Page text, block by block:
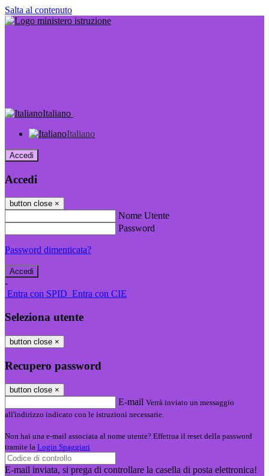
Salta al contenuto
Italiano
Italiano
Accedi
Accedi
button close ×
Nome Utente
Password
Password dimenticata?
-
Entra con SPID Entra con CIE
Seleziona utente
button close ×
Recupero password
button close ×
E-mail Verrà inviato un messaggio
all'indirizzo indicato con le istruzioni necessarie.
Non hai una e-mail associata al nome utente? Effettua il reset della password
tramite la Login Spaggiari
E-mail inviata, si prega di controllare la casella di posta elettronica!